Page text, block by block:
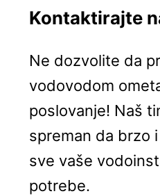
Kontaktirajte
Ne dozvolite da
vodovodom
poslovanje! Naš
spreman da brzo
sve vaše
potrebe.